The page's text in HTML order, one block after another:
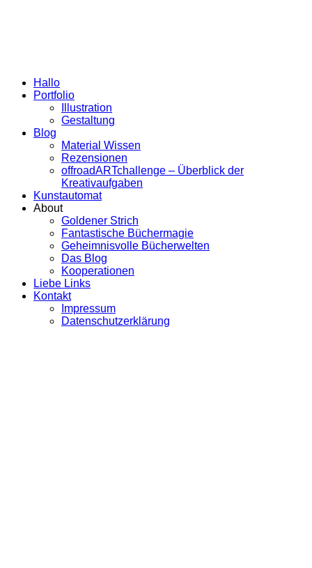
Hallo
Portfolio
Illustration
Gestaltung
Blog
Material Wissen
Rezensionen
offroadARTchallenge – Überblick der
Kreativaufgaben
Kunstautomat
About
Goldener Strich
Fantastische Büchermagie
Geheimnisvolle Bücherwelten
Das Blog
Kooperationen
Liebe Links
Kontakt
Impressum
Datenschutzerklärung